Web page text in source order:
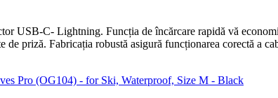
USB-C- Lightning. Funcția de încărcare rapidă vă
de priză. Fabricația robustă asigură funcționarea corectă a